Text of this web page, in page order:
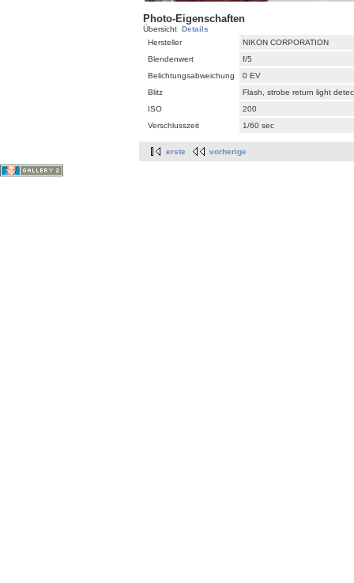
Photo-Eigenschaften
Übersicht Details
Hersteller
NIKON CORPORATION
Blendenwert
f/5
Belichtungsabweichung
0 EV
Blitz
Flash, strobe return light
ISO
200
Verschlusszeit
1/60 sec
erste vorherige